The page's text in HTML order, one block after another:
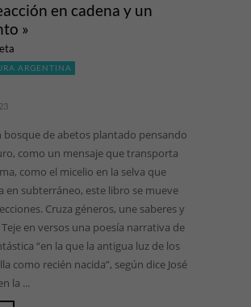
en cadena y un
»
ARGENTINA
bosque de abetos plantado pensando
como un mensaje que transporta
como el micelio en la selva que
en subterráneo, este libro se mueve
Cruza géneros, une saberes y
en versos una poesía narrativa de
“en la que la antigua luz de los
como recién nacida”, según dice José
la ...